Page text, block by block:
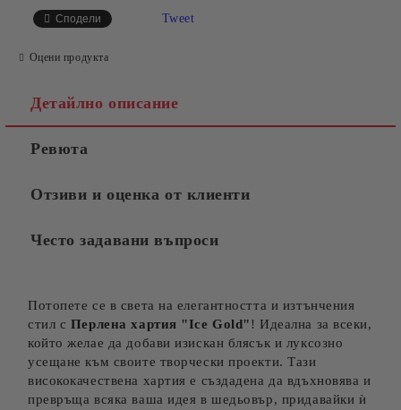
Сподели Tweet
Оцени продукта
Детайлно описание
Ревюта
Отзиви и оценка от клиенти
Често задавани въпроси
Потопете се в света на елегантността и изтънчения
стил с Перлена хартия "Ice Gold"! Идеална за всеки,
който желае да добави изискан блясък и луксозно
усещане към своите творчески проекти. Тази
висококачествена хартия е създадена да вдъхновява и
превръща всяка ваша идея в шедьовър, придавайки ѝ